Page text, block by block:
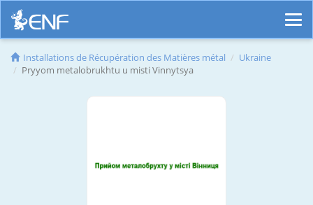
Installations de Récupération des Matières métal
Ukraine
Pryyom metalobrukhtu u misti Vinnytsya